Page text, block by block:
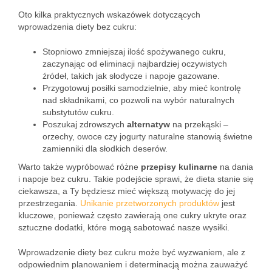
Oto kilka praktycznych wskazówek dotyczących
wprowadzenia diety bez cukru:
Stopniowo zmniejszaj ilość spożywanego cukru,
zaczynając od eliminacji najbardziej oczywistych
źródeł, takich jak słodycze i napoje gazowane.
Przygotowuj posiłki samodzielnie, aby mieć kontrolę
nad składnikami, co pozwoli na wybór naturalnych
substytutów cukru.
Poszukaj zdrowszych alternatyw na przekąski –
orzechy, owoce czy jogurty naturalne stanowią świetne
zamienniki dla słodkich deserów.
Warto także wypróbować różne przepisy kulinarne na dania
i napoje bez cukru. Takie podejście sprawi, że dieta stanie się
ciekawsza, a Ty będziesz mieć większą motywację do jej
przestrzegania. Unikanie przetworzonych produktów jest
kluczowe, ponieważ często zawierają one cukry ukryte oraz
sztuczne dodatki, które mogą sabotować nasze wysiłki.
Wprowadzenie diety bez cukru może być wyzwaniem, ale z
odpowiednim planowaniem i determinacją można zauważyć